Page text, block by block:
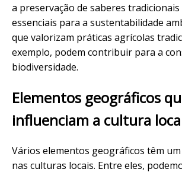
a preservação de saberes
essenciais para a sustentabilidade
que valorizam práticas agrícolas
exemplo, podem contribuir para a
biodiversidade.
Elementos geográficos
influenciam a cultura
Vários elementos geográficos têm
nas culturas locais. Entre eles,